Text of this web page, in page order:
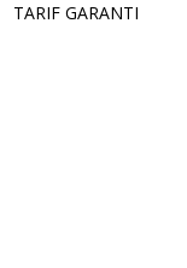
TARIF GARANTI